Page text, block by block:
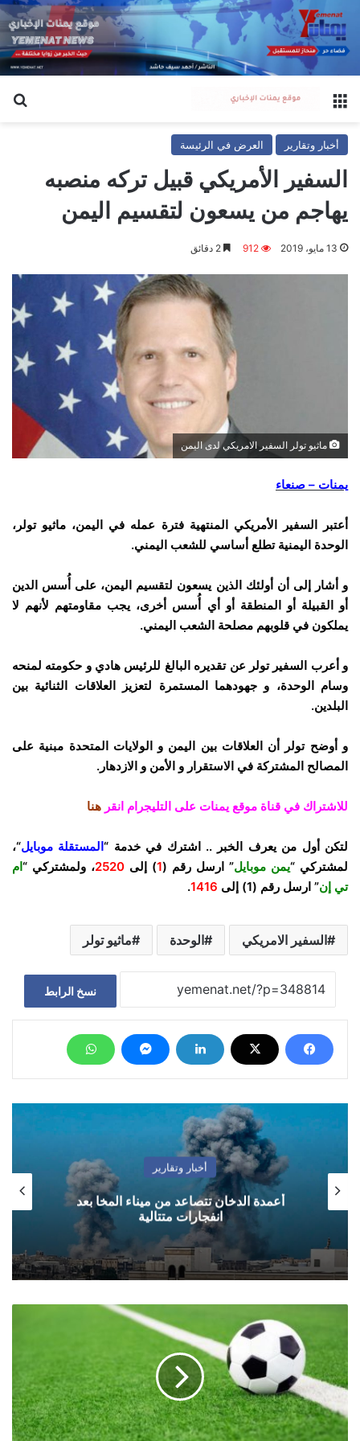
القائمة
أخبار وتقارير العرض في الرئيسة
السفير الأمريكي قبيل تركه منصبه
يهاجم من يسعون لتقسيم اليمن
13 مايو، 2019 912
ماثيو تولر السفير الامريكي لدى اليمن
يمنات – صنعاء
أعتبر السفير الأمريكي المنتهية فترة عمله في اليمن، ماثيو تولر،
الوحدة اليمنية تطلع أساسي للشعب اليمني.
و أشار إلى أن أولئك الذين يسعون لتقسيم اليمن، على أُسس الدين
أو القبيلة أو المنطقة أو أي أُسس أخرى، يجب مقاومتهم لأنهم لا
يملكون في قلوبهم مصلحة الشعب اليمني.
و أعرب السفير تولر عن تقديره البالغ للرئيس هادي و حكومته لمنحه
وسام الوحدة، و جهودهما المستمرة لتعزيز العلاقات الثنائية بين
البلدين.
و أوضح تولر أن العلاقات بين اليمن و الولايات المتحدة مبنية على
المصالح المشتركة في الاستقرار و الأمن و الازدهار.
للاشتراك في قناة موقع يمنات على التليجرام انقر هنا
لتكن أول من يعرف الخبر .. اشترك في خدمة “المستقلة موبايل“،
لمشتركي “يمن موبايل” ارسل رقم (1) إلى 2520، ولمشتركي “ ام
تي إن” ارسل رقم (1) إلى 1416
.
السفير الامريكي الوحدة ماثيو تولر
نسخ الرابط
أخبار وتقارير
أعمدة الدخان تتصاعد من ميناء المخا بعد
انفجارات متتالية
مايو/
آيار